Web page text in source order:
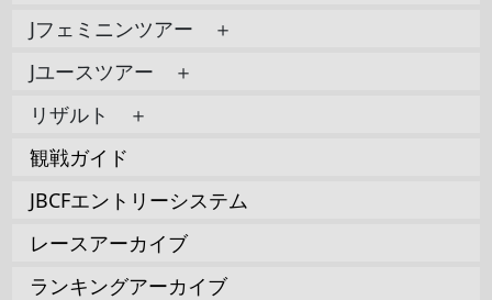
Jフェミニンツアー ＋
Jユースツアー ＋
リザルト ＋
観戦ガイド
JBCFエントリーシステム
レースアーカイブ
ランキングアーカイブ